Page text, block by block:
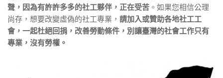
聲，因為有許許多多的社工夥伴，正在受苦 。如果您相信公理
尚存，想要改變虛偽的社工專業， 請加入或贊助各地社工工
會，一起杜絕回捐，改善勞動條件，別讓臺灣的社會工作只有
專業，沒有勞權。